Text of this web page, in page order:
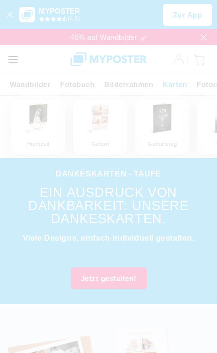
MYPOSTER
(4,6) Zur App
45% auf Wandbilder 🎢
Wandbilder Fotobuch Bilderrahmen Karten
Hochzeit Geburt Geburtstag
DANKESKARTEN - TAUFE
EIN AUSDRUCK VON
DANKBARKEIT: UNSERE
DANKESKARTEN.
Viele Designs, einfach individuell gestalten.
Jetzt gestalten!